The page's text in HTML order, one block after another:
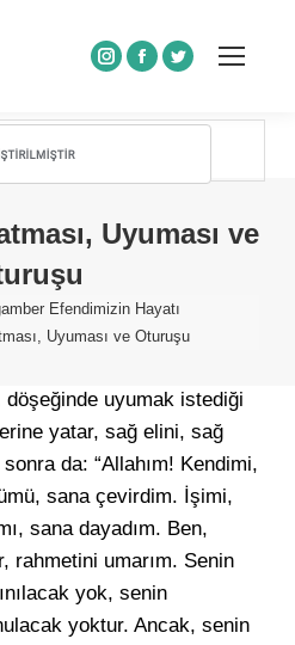
Instagram
Facebook
Twitter
Uyuması ve
Efendimizin Hayatı
Uyuması ve Oturuşu
uyumak istediği
yatar, sağ elini, sağ
sonra da: “Allahım! Kendimi,
sana çevirdim. İşimi,
sana dayadım. Ben,
rahmetini umarım. Senin
yok, senin
yoktur. Ancak, senin